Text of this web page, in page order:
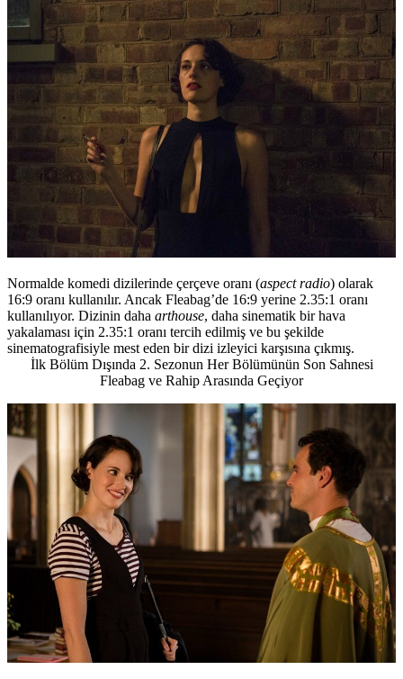
Normalde komedi dizilerinde çerçeve oranı (aspect radio) olarak
16:9 oranı kullanılır. Ancak Fleabag’de 16:9 yerine 2.35:1 oranı
kullanılıyor. Dizinin daha arthouse, daha sinematik bir hava
yakalaması için 2.35:1 oranı tercih edilmiş ve bu şekilde
sinematografisiyle mest eden bir dizi izleyici karşısına çıkmış.
İlk Bölüm Dışında 2. Sezonun Her Bölümünün Son Sahnesi
Fleabag ve Rahip Arasında Geçiyor